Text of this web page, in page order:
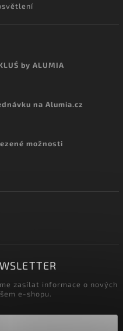
by ALUMIA
na Alumia.cz
možnosti
zasílat informace o nových
e-shopu.